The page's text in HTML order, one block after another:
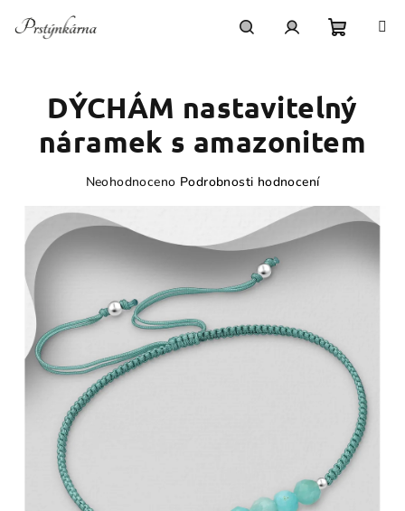
košík
DÝCHÁM nastavitelný
náramek s amazonitem
produktu
hvězdiček.
Neohodnoceno Podrobnosti hodnocení